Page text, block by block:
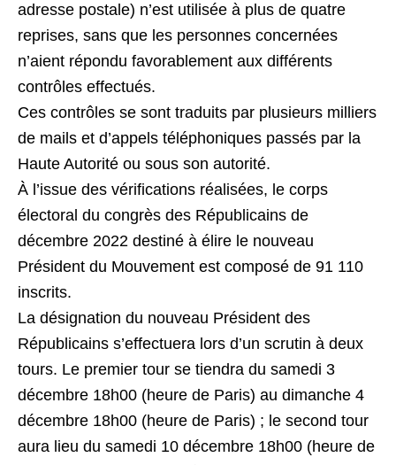
adresse postale) n’est utilisée à plus de quatre
reprises, sans que les personnes concernées
n’aient répondu favorablement aux différents
contrôles effectués.
Ces contrôles se sont traduits par plusieurs milliers
de mails et d’appels téléphoniques passés par la
Haute Autorité ou sous son autorité.
À l’issue des vérifications réalisées, le corps
électoral du congrès des Républicains de
décembre 2022 destiné à élire le nouveau
Président du Mouvement est composé de 91 110
inscrits.
La désignation du nouveau Président des
Républicains s’effectuera lors d’un scrutin à deux
tours. Le premier tour se tiendra du samedi 3
décembre 18h00 (heure de Paris) au dimanche 4
décembre 18h00 (heure de Paris) ; le second tour
aura lieu du samedi 10 décembre 18h00 (heure de